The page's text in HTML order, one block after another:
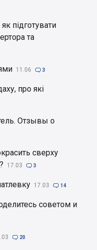
підготувати
та
11.06  3
про які
Отзывы о
сверху
17.03  3
17.03  14
советом и
 20